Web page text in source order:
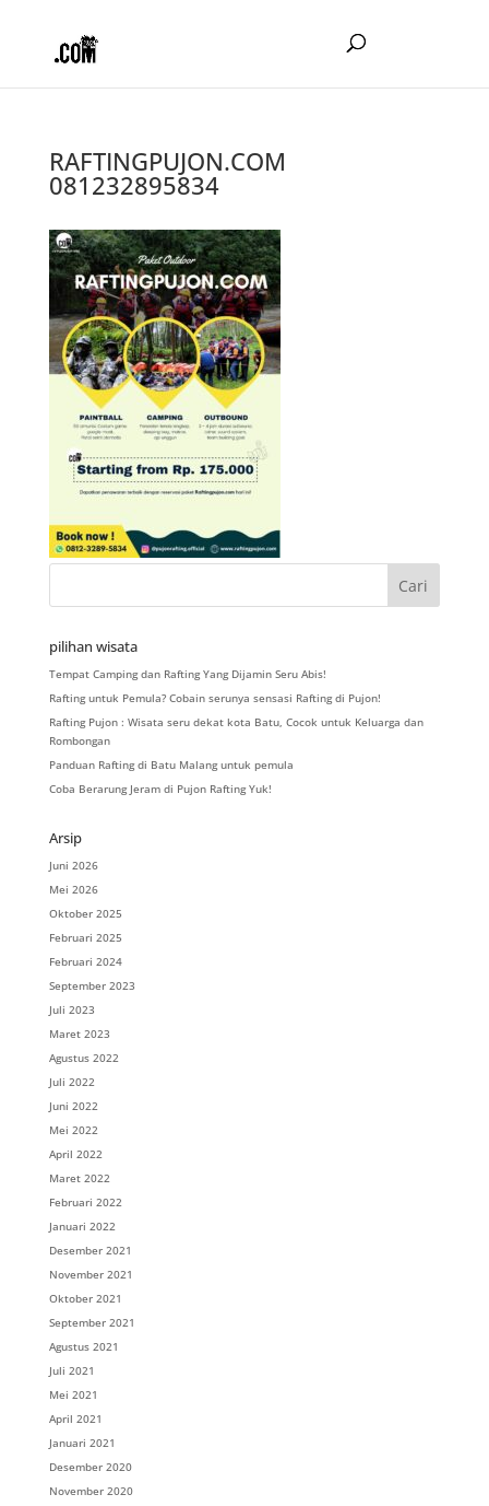
RAFTINGPUJON.COM
081232895834
pilihan wisata
Tempat Camping dan Rafting Yang Dijamin Seru Abis!
Rafting untuk Pemula? Cobain serunya sensasi Rafting di Pujon!
Rafting Pujon : Wisata seru dekat kota Batu, Cocok untuk Keluarga dan
Rombongan
Panduan Rafting di Batu Malang untuk pemula
Coba Berarung Jeram di Pujon Rafting Yuk!
Arsip
Juni 2026
Mei 2026
Oktober 2025
Februari 2025
Februari 2024
September 2023
Juli 2023
Maret 2023
Agustus 2022
Juli 2022
Juni 2022
Mei 2022
April 2022
Maret 2022
Februari 2022
Januari 2022
Desember 2021
November 2021
Oktober 2021
September 2021
Agustus 2021
Juli 2021
Mei 2021
April 2021
Januari 2021
Desember 2020
November 2020